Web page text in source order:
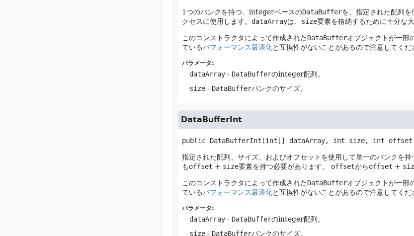
1つのバンクを持つ、integerベースのDataBufferを、指定された配列を
クセスに使用します。 dataArrayは、 size要素を格納するために十分な
このコンストラクタによって作成されたDataBufferオブジェクトが一部
ているパフォーマンス最適化と互換性がないことがあるので注意してくだ
パラメータ:
dataArray- DataBufferのinteger配列。
size- DataBufferバンクのサイズ。
DataBufferInt
public DataBufferInt (int[] dataArray, int size, int
指定された配列、サイズ、およびオフセットを使用して単一のバンクを
もoffset + size要素を持つ必要があります。 offsetからoffset +
このコンストラクタによって作成されたDataBufferオブジェクトが一部
ているパフォーマンス最適化と互換性がないことがあるので注意してくだ
パラメータ:
dataArray- DataBufferのinteger配列。
size- DataBufferバンクのサイズ。